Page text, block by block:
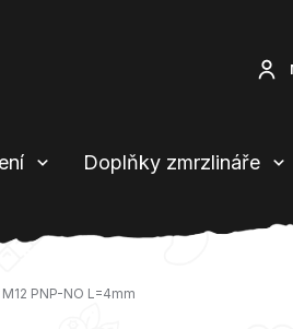
Doplňky zmrzlináře
PNP-NO L=4mm